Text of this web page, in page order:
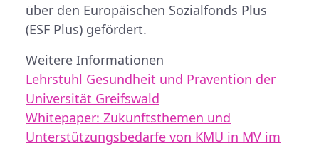
über den Europäischen Sozialfonds Plus
(ESF Plus) gefördert.
Weitere Informationen
Lehrstuhl Gesundheit und Prävention der
Universität Greifswald
Whitepaper: Zukunftsthemen und
Unterstützungsbedarfe von KMU in MV im